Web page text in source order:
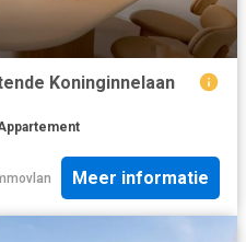
Koninginnelaan
Meer informatie